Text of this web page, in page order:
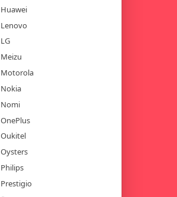
Huawei
Lenovo
LG
Meizu
Motorola
Nokia
Nomi
OnePlus
Oukitel
Oysters
Philips
Prestigio